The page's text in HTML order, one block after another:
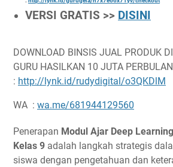
VERSI GRATIS >> DISINI
DOWNLOAD BINSIS JUAL PRODUK
GURU HASILKAN 10 JUTA PERBULAN
: http://lynk.id/rudydigital/o3QKDlM
WA : wa.me/681944129560
Penerapan Modul Ajar Deep
Kelas 9 adalah langkah strategis
siswa dengan pengetahuan dan